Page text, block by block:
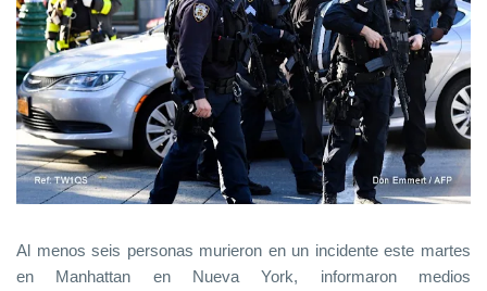
Al menos seis personas murieron en un incidente este martes
en Manhattan en Nueva York, informaron medios